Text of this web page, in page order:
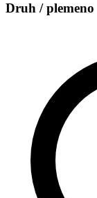
Druh / plemeno